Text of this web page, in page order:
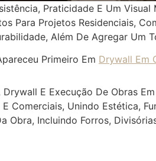
Praticidade E Um
Para Projetos Residenciais,
Além De Agregar Um
Primeiro Em Drywall Em
E Execução De Obras
Comerciais, Unindo Estética,
Incluindo Forros,